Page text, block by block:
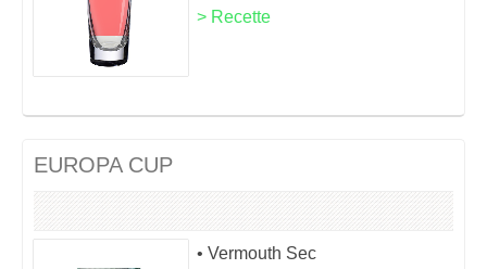
> Recette
EUROPA CUP
• Vermouth Sec